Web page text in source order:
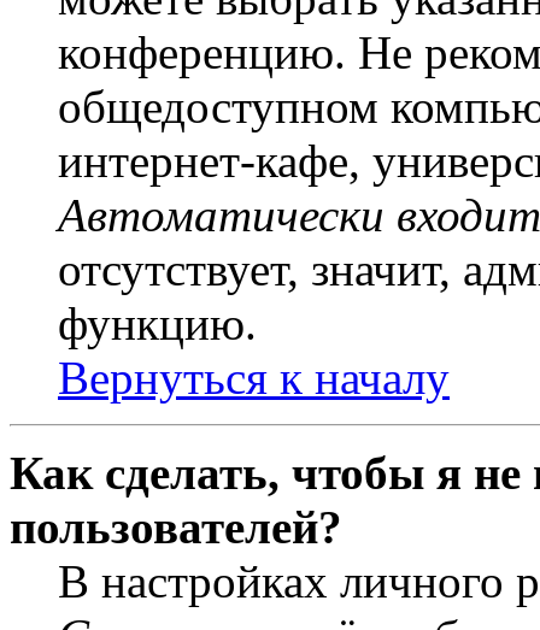
конференцию. Не
общедоступном
интернет-кафе,
Автоматически
отсутствует, значит,
функцию.
Вернуться к началу
Как сделать, чтобы я
пользователей?
В настройках личного